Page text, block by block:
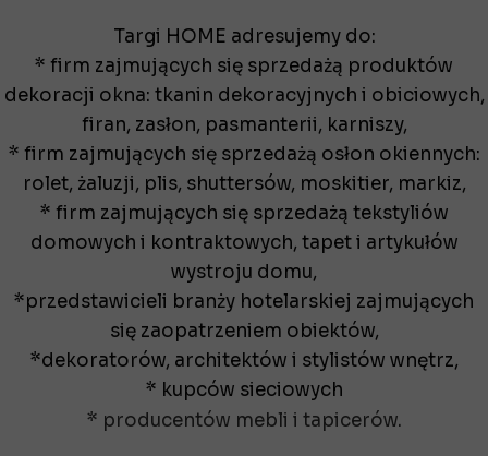
Targi HOME adresujemy do:
* firm zajmujących się sprzedażą produktów
dekoracji okna: tkanin dekoracyjnych i obiciowych,
firan, zasłon, pasmanterii, karniszy,
* firm zajmujących się sprzedażą osłon okiennych:
rolet, żaluzji, plis, shuttersów, moskitier, markiz,
* firm zajmujących się sprzedażą tekstyliów
domowych i kontraktowych, tapet i artykułów
wystroju domu,
*przedstawicieli branży hotelarskiej zajmujących
się zaopatrzeniem obiektów,
*dekoratorów, architektów i stylistów wnętrz,
* kupców sieciowych
* producentów mebli i tapicerów.